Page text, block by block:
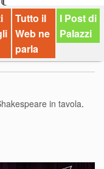
Tutto il
Web ne
parla
I Post di
Palazzi
in tavola.